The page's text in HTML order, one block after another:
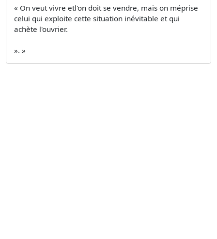
« On veut vivre etl'on doit se vendre, mais on méprise
celui qui exploite cette situation inévitable et qui
achète l'ouvrier.
». »